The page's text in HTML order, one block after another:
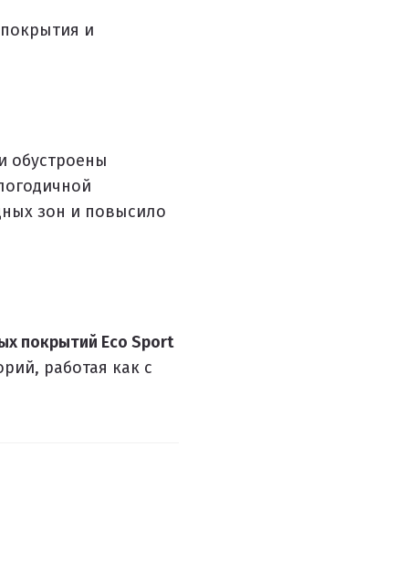
и
обустроены
зон и повысило
покрытий Eco Sport
работая как с